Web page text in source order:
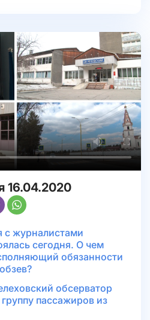
16.04.2020
с журналистами
сегодня. О чем
обязанности
обсерватор
пассажиров из